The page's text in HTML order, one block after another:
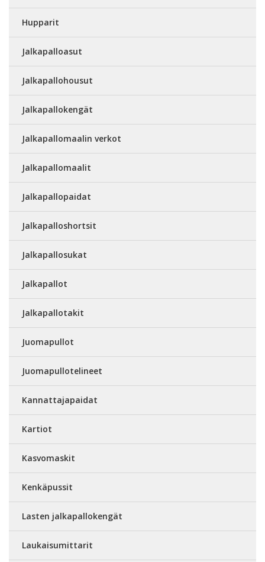
Hupparit
Jalkapalloasut
Jalkapallohousut
Jalkapallokengät
Jalkapallomaalin verkot
Jalkapallomaalit
Jalkapallopaidat
Jalkapalloshortsit
Jalkapallosukat
Jalkapallot
Jalkapallotakit
Juomapullot
Juomapullotelineet
Kannattajapaidat
Kartiot
Kasvomaskit
Kenkäpussit
Lasten jalkapallokengät
Laukaisumittarit